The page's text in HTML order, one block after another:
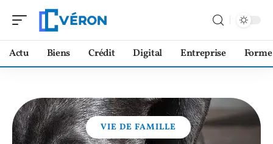
Actu Biens Crédit Digital Entreprise Forme
VIE DE FAMILLE